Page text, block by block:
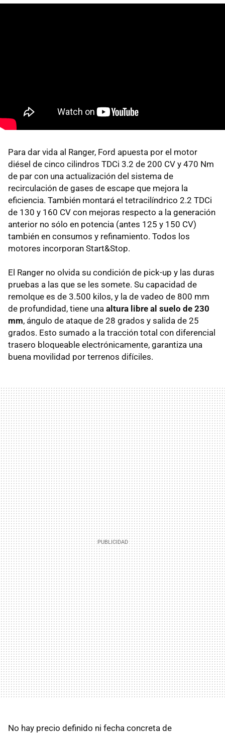
Para dar vida al Ranger, Ford apuesta por el motor
diésel de cinco cilindros TDCi 3.2 de 200 CV y 470 Nm
de par con una actualización del sistema de
recirculación de gases de escape que mejora la
eficiencia. También montará el tetracilíndrico 2.2 TDCi
de 130 y 160 CV con mejoras respecto a la generación
anterior no sólo en potencia (antes 125 y 150 CV)
también en consumos y refinamiento. Todos los
motores incorporan Start&Stop.
El Ranger no olvida su condición de pick-up y las duras
pruebas a las que se les somete. Su capacidad de
remolque es de 3.500 kilos, y la de vadeo de 800 mm
de profundidad, tiene una altura libre al suelo de 230
mm, ángulo de ataque de 28 grados y salida de 25
grados. Esto sumado a la tracción total con diferencial
trasero bloqueable electrónicamente, garantiza una
buena movilidad por terrenos difíciles.
No hay precio definido ni fecha concreta de